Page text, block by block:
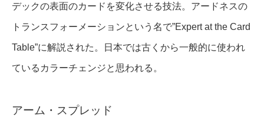
デックの表面のカードを変化させる技法。アードネスの
トランスフォーメーションという名で”Expert at the Card
Table”に解説された。日本では古くから一般的に使われ
ているカラーチェンジと思われる。
アーム・スプレッド